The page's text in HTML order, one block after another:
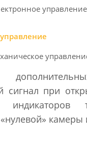
управление
сигнал при
индикаторов
камеры